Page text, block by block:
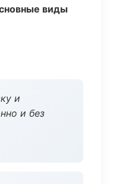
виды
и
и без